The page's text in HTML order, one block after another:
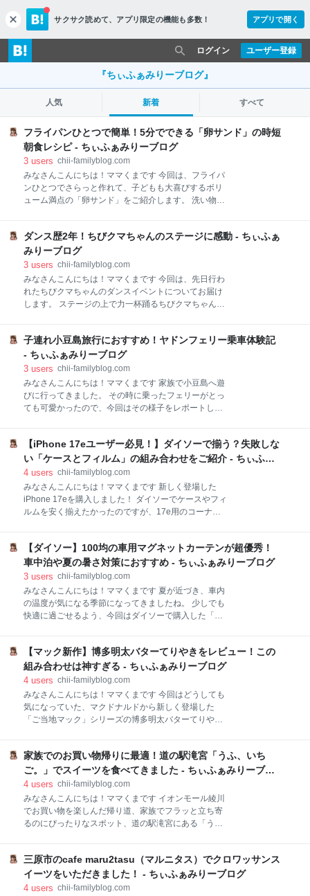
c
l
o
s
サクサク読めて、 アプリ限定の機能も多数！ アプリで開く
ユーザー登録
ログイン
『ちぃふぁみりーブログ』
人気 新着 すべて
フライパンひとつで簡単！5分でできる「卵サンド」の時短
朝食レシピ - ちぃふぁみりーブログ
3 users chii-familyblog.com
みなさんこんにちは！ママくまです 今回は、フライパ
ンひとつでさらっと作れて、子どもも大喜びするボリ
ューム満点の「卵サンド」をご紹介します。 洗い物も
後に フライパンひとつで完結！卵サンド 材料（1人
分） 食パン：1枚 卵：2個 スライスチーズ：２枚 ハ
ム：２枚 ケチャップ、マヨネーズ：各適量 作り方 1.
食パンをカットしてフライパンに並べる 食パンを斜め
に十字カットして4つの三角形にします。 フライパン
に薄く油をひき、パン同士の間隔を1cmほど開けて、
イパン全体へ流し込みます。 パンと卵が一体化するよ
うに、弱火から中火でじっくり火を通していきます。
3. ひっくり返す 卵の周りが固ま
ダンス歴2年！ちびクマちゃんのステージに感動 - ちぃふぁ
みりーブログ
3 users chii-familyblog.com
みなさんこんにちは！ママくまです 今回は、先日行わ
れたちびクマちゃんのダンスイベントについてお届け
します。 ステージの上で力一杯踊るちびクマちゃんの
す！ ダンスを始めて2年で驚くほどの成長 最後に ダン
スを始めて2年で驚くほどの成長 私がダンス好きなこ
ともあって、ちびクマちゃんがダンスを習い始めてか
ら早いもので2年が経ちました。 最初はステップを踏
むだけでも新鮮だったのに、今ではステージの上で
堂々と、そして何よりいつも楽しそうに踊る姿に、た
テールがバッチリ決まっていて、親バカですが本当に
可愛らしいです。本番前もこの笑顔で、頼もしさすら
感じました。 最後に 最初は私の影響で始めたダンスで
したが、今ではち
子連れ小豆島旅行におすすめ！ヤドンフェリー乗車体験記
- ちぃふぁみりーブログ
3 users chii-familyblog.com
みなさんこんにちは！ママくまです 家族で小豆島へ遊
びに行ってきました。 その時に乗ったフェリーがとっ
ても可愛かったので、今回はその様子をレポートしま
ドンだらけ！ デッキにも可愛い仕掛けがいっぱい 最後
に 船内に入ると、どこを見てもヤドンだらけ！ 船に一
歩足を踏み入れると、さっそく大きな「ヤドンパラダ
イス in 香川」の壁画がお出迎えしてくれました！これ
には子どもたちも最初から大喜びです。 客室の中も、
壁や柱、仕切りなど、いたるところにヤドンが隠れて
けでもワクワクです！ デッキにも可愛い仕掛けがいっ
ぱい お天気が良かったので外のデッキにも出てみまし
た。 なんと、並んでいるベンチの背もたれまでしっか
りヤ
【iPhone 17eユーザー必見！】ダイソーで揃う？失敗しな
い「ケースとフィルム」の組み合わせをご紹介 - ちぃふぁ
みりーブログ
4 users chii-familyblog.com
みなさんこんにちは！ママくまです 新しく登場した
iPhone 17eを購入しました！ ダイソーでケースやフィ
ルムを安く揃えたかったのですが、17e用のコーナー
ルムは14用を選ぶべし！ ※注意！ ケースは「iPhone
16e用」をチョイスして 最後に フィルムは14用を選ぶ
べし！ 液晶フィルムは「iPhone 14用」がシンデレラ
フィットします！ iPhone 14用のフィルムなら、まだ
ダイソーなどの100円ショップのスマホコーナーにも
高確率で置いてあるので、お安くゲットできます。 ※
い！ ケースは「iPhone 16e用」をチョイスして
iPhone 17eの本体サイズや背面のカメラ
【ダイソー】100均の車用マグネットカーテンが超優秀！
車中泊や夏の暑さ対策におすすめ - ちぃふぁみりーブログ
3 users chii-familyblog.com
みなさんこんにちは！ママくまです 夏が近づき、車内
の温度が気になる季節になってきましたね。 少しでも
快適に過ごせるよう、今回はダイソーで購入した「ク
選べる2種類 ダイソーの車用カーテンコーナーで見つ
けたこの商品、ニーズに合わせて2つのタイプがライ
ンナップされていました。 今回、私は会社の車に取り
付けするために両方とも購入してみました！ 遮光性の
高いタイプ 差しをガッツリ遮断してくれるため、エア
コンの効きが明らかに良くなりました。営業車や配達
外の景色やサイドミラーもしっかり確認できるので、
圧迫感がありません。この程度なら普段使いしても問
題なさそうですね。 どちらもパイピング部分にマグネ
ットが内蔵さ
【マック新作】博多明太バターてりやきをレビュー！この
組み合わせは神すぎる - ちぃふぁみりーブログ
4 users chii-familyblog.com
みなさんこんにちは！ママくまです 今回はどうしても
気になっていた、マクドナルドから新しく登場した
「ご当地マック」シリーズの博多明太バターてりや
がバツグンすぎる てりやきマックバーガーだけでも完
成されたおいしさですが、明太バターが加わること
で、さらに美味しくなります！ チーズとの相性もバツ
グンで、最後まで一気に食べてしまいました。 この2
つが組み合わさって、相性が悪いわけがないですよ
ね！ 最後に 今回の「博多明太バターてりやき」は、個
して欲しいなと思うクオリティです。 まだ食べていな
い方は、期間中にぜひマクドナルドへ足を運んでみて
くだい！ ブログがいいなと思ったら”読者登録”お願い
します！ ラン
家族でのお買い物帰りに最適！道の駅滝宮「うふ、いち
ご。」でスイーツを食べてきました - ちぃふぁみりーブロ
グ
4 users chii-familyblog.com
みなさんこんにちは！ママくまです イオンモール綾川
でお買い物を楽しんだ帰り道、家族でフラッと立ち寄
るのにぴったりなスポット、道の駅滝宮にある「う
ークリーム 最後に 店舗情報 見た目も可愛い！いちご
づくしのスイーツ 今回は、暑い日にぴったりのいちご
大福ソフトと、いちごがトッピングされたシュークリ
三原市のcafe maru2tasu（マルニタス）でクロワッサンス
イーツをいただきました！ - ちぃふぁみりーブログ
4 users chii-familyblog.com